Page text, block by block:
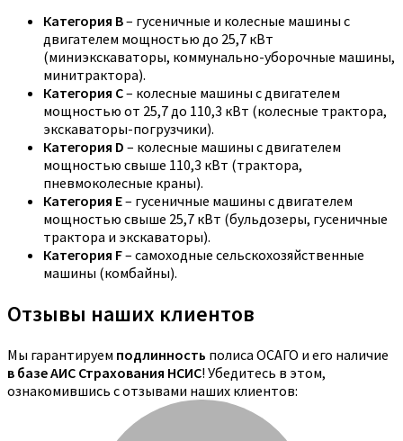
Категория B– гусеничные и колесные машины с
двигателем мощностью до 25,7 кВт
(миниэкскаваторы, коммунально-уборочные машины,
минитрактора).
Категория C– колесные машины с двигателем
мощностью от 25,7 до 110,3 кВт (колесные трактора,
экскаваторы-погрузчики).
Категория D – колесные машины с двигателем
мощностью свыше 110,3 кВт (трактора,
пневмоколесные краны).
Категория E– гусеничные машины с двигателем
мощностью свыше 25,7 кВт (бульдозеры, гусеничные
трактора и экскаваторы).
Категория F– самоходные сельскохозяйственные
машины (комбайны).
Отзывы наших клиентов
Мы гарантируем подлинность полиса ОСАГО и его наличие
в базе АИС Страхования НСИС! Убедитесь в этом,
ознакомившись с отзывами наших клиентов: